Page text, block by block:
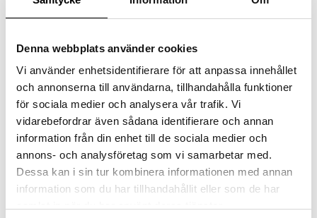
Denna webbplats använder cookies
Vi använder enhetsidentifierare för att anpassa innehållet
och annonserna till användarna, tillhandahålla funktioner
för sociala medier och analysera vår trafik. Vi
vidarebefordrar även sådana identifierare och annan
information från din enhet till de sociala medier och
annons- och analysföretag som vi samarbetar med.
Dessa kan i sin tur kombinera informationen med annan
information som du har tillhandahållit eller som de har
crankset
ACID MTB Hybrid Pro, 36T
Sram XS-1275, 10-52T
chain
Sram GX Eagle™ Transmission
chain guide
Reverse Flip-Guide E-Chain Guide, Direct Mount, I-Plate